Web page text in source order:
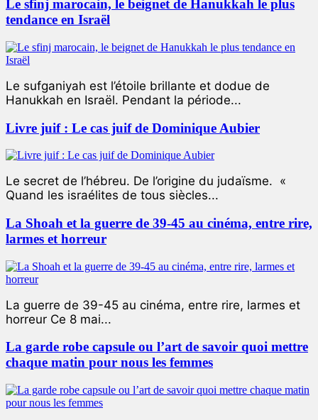
Le sfinj marocain, le beignet de Hanukkah le plus
tendance en Israël
Le sufganiyah est l’étoile brillante et dodue de
Hanukkah en Israël. Pendant la période...
Livre juif : Le cas juif de Dominique Aubier
Le secret de l’hébreu. De l’origine du judaïsme. «
Quand les israélites de tous siècles...
La Shoah et la guerre de 39-45 au cinéma, entre rire,
larmes et horreur
La guerre de 39-45 au cinéma, entre rire, larmes et
horreur Ce 8 mai...
La garde robe capsule ou l’art de savoir quoi mettre
chaque matin pour nous les femmes